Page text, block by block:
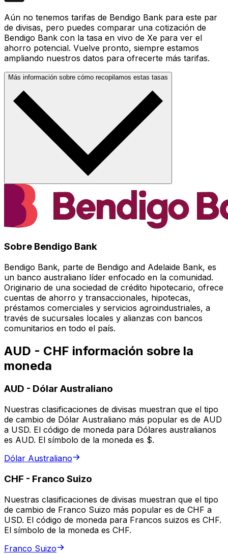
Aún no tenemos tarifas de Bendigo Bank para este par
de divisas, pero puedes comparar una cotización de
Bendigo Bank con la tasa en vivo de Xe para ver el
ahorro potencial. Vuelve pronto, siempre estamos
ampliando nuestros datos para ofrecerte más tarifas.
Más información sobre cómo recopilamos estas tasas
Sobre Bendigo Bank
Bendigo Bank, parte de Bendigo and Adelaide Bank, es
un banco australiano líder enfocado en la comunidad.
Originario de una sociedad de crédito hipotecario, ofrece
cuentas de ahorro y transaccionales, hipotecas,
préstamos comerciales y servicios agroindustriales, a
través de sucursales locales y alianzas con bancos
comunitarios en todo el país.
AUD - CHF información sobre la
moneda
AUD - Dólar Australiano
Nuestras clasificaciones de divisas muestran que el tipo
de cambio de Dólar Australiano más popular es de AUD
a USD. El código de moneda para Dólares australianos
es AUD. El símbolo de la moneda es $.
Dólar Australiano
CHF - Franco Suizo
Nuestras clasificaciones de divisas muestran que el tipo
de cambio de Franco Suizo más popular es de CHF a
USD. El código de moneda para Francos suizos es CHF.
El símbolo de la moneda es CHF.
Franco Suizo